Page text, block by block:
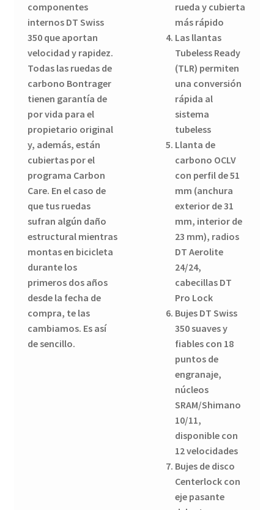
componentes
internos DT Swiss
350 que aportan
velocidad y rapidez.
Todas las ruedas de
carbono Bontrager
tienen garantía de
por vida para el
propietario original
y, además, están
cubiertas por el
programa Carbon
Care. En el caso de
que tus ruedas
sufran algún daño
estructural mientras
montas en bicicleta
durante los
primeros dos años
desde la fecha de
compra, te las
cambiamos. Es así
de sencillo.
rueda y cubierta
más rápido
Las llantas
Tubeless Ready
(TLR) permiten
una conversión
rápida al
sistema
tubeless
Llanta de
carbono OCLV
con perfil de 51
mm (anchura
exterior de 31
mm, interior de
23 mm), radios
DT Aerolite
24/24,
cabecillas DT
Pro Lock
Bujes DT Swiss
350 suaves y
fiables con 18
puntos de
engranaje,
núcleos
SRAM/Shimano
10/11,
disponible con
12 velocidades
Bujes de disco
Centerlock con
eje pasante